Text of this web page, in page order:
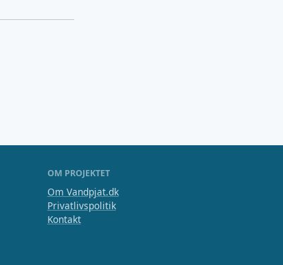
OM PROJEKTET
Om Vandpjat.dk
Privatlivspolitik
Kontakt